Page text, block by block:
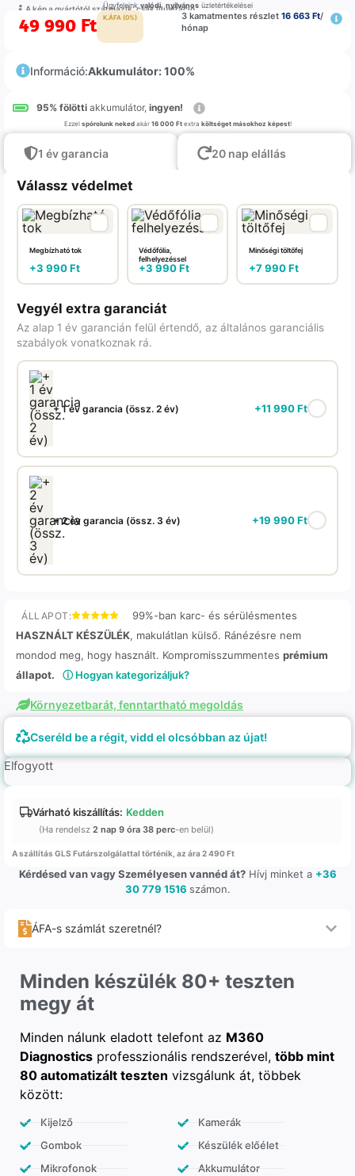
A kép a gyártótól származik, csak illustráció
Ügyfeleinkvalódi,nyilvánosüzletértékelései
49 990 Ft K.ÁFA (0%) 3 kamatmentes részlet 16 663 Ft/
hónap
Információ:Akkumulátor: 100%
95% fölötti akkumulátor, ingyen!
Ezzel spórolunk nekedakár 16 000 Ftextra költséget másokhoz képest!
1 év garancia 20 nap elállás
Válassz védelmet
Megbízható tok
+3 990Ft
Védőfólia,
felhelyezéssel
+3 990Ft
Minőségi töltőfej
+7 990Ft
Vegyél extra garanciát
Az alap 1 év garancián felül értendő, az általános garanciális
szabályok vonatkoznak rá.
+ 1 év garancia (össz. 2 év) +11 990Ft
+ 2 év garancia (össz. 3 év) +19 990Ft
ÁLLAPOT:
99%-ban karc- és sérülésmentes
HASZNÁLT KÉSZÜLÉK, makulátlan külső. Ránézésre nem
mondod meg, hogy használt. Kompromisszummentes prémium
állapot.
ⓘ Hogyan kategorizáljuk?
Környezetbarát, fenntartható megoldás
Cseréld be a régit, vidd el olcsóbban az újat!
Elfogyott
Várható kiszállítás: Kedden
(Ha rendelsz 2 nap 9 óra 38 perc-en belül)
A szállítás GLS Futárszolgálattal történik, az ára 2 490 Ft
Kérdésed van vagy Személyesen vannéd át?Hívj minket a +36
30 779 1516 számon.
ÁFA-s számlát szeretnél?
Minden készülék 80+ teszten
megy át
Minden nálunk eladott telefont az M360
Diagnostics professzionális rendszerével, több mint
80 automatizált teszten vizsgálunk át, többek
között:
Kijelző
Gombok
Mikrofonok
Kamerák
Készülék előélet
Akkumulátor